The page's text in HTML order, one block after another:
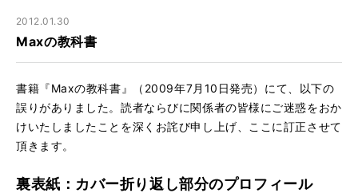
2012.01.30
Maxの教科書
書籍『Maxの教科書』（2009年7月10日発売）にて、以下の
誤りがありました。読者ならびに関係者の皆様にご迷惑をおか
けいたしましたことを深くお詫び申し上げ、ここに訂正させて
頂きます。
裏表紙：カバー折り返し部分のプロフィール